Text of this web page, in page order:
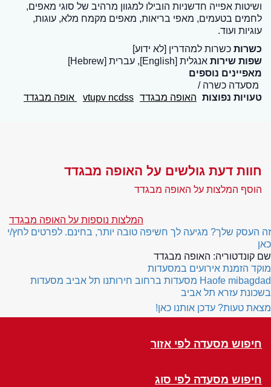
ושיטות אפייה חדשניות הובילו למגוון מרהיב של סוגי מאפים,
לחמים בטעמים, מאפי בריאות, מאפים מקמח מלא, עוגות,
עוגיות ועוד.
כשרות כשרות למהדרין [לא ידוע]
שפות שירות אנגלית [English], עברית [Hebrew]
מאפיינים נוספים
מסעדה כשרה
טעויות נפוצות האופה מבגדד vtupv ncdss אופה מבגדד
חוות דעת גולשים על האופה מבגדד
הוסף המלצות על האופה מבגדד
המלצות נוספות על האופה מבגדד
זה העסק שלך? מגיעה לך חשיפה טובה יותר, בחינם. לפרטים לחץ/י
כאן
שם קונדטוריה: האופה מבגדד
מוקד הזמנת אירועים במסעדות
Haofe mibagdad מסעדות ברחוב חירותנו תל אביב מסעדות
בשכונת עזרא תל אביב
מצאת טעות? עדכן אותנו כאן!
חיפוש מסעדה לפי אזור
חיפוש מסעדה לפי סוג